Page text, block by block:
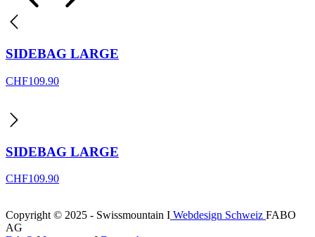
SIDEBAG LARGE
CHF109.90
SIDEBAG LARGE
CHF109.90
Copyright © 2025 - Swissmountain I Webdesign Schweiz FABO
AG